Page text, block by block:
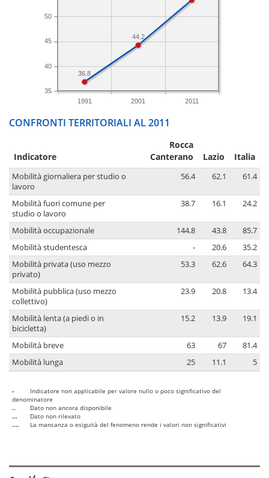
1991 2001 2011
35
40
45
50
44.2
36.8
CONFRONTI TERRITORIALI AL 2011
Indicatore
Rocca
Canterano
Lazio Italia
Mobilità giornaliera per studio o
lavoro
56.4 62.1 61.4
Mobilità fuori comune per
studio o lavoro
38.7 16.1 24.2
Mobilità occupazionale 144.8 43.8
85.7
Mobilità studentesca
- 20.6
35.2
Mobilità privata (uso mezzo
privato)
53.3 62.6 64.3
Mobilità pubblica (uso mezzo
collettivo)
23.9 20.8 13.4
Mobilità lenta (a piedi o in
bicicletta)
15.2 13.9 19.1
Mobilità breve 63 67
81.4
Mobilità lunga
25 11.1 5
-
Indicatore non applicabile per valore nullo o poco significativo del
denominatore
..
Dato non ancora disponibile
...
Dato non rilevato
....
La mancanza o esiguità del fenomeno rende i valori non significativi